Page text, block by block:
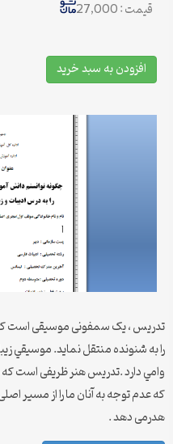
قیمت : 27,000
افزودن به سبد خرید
تدریس ، یک سمفونی موسیقی است
را به شنونده منتقل نماید. موسيقي
وامي دارد .تدریس هنر ظریفی است
که عدم توجه به آنان ما را از مسیر
هدرمی دهد .